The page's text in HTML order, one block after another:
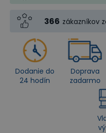
366 zákazníkov
Dodanie do
24 hodín
Doprava
zadarmo